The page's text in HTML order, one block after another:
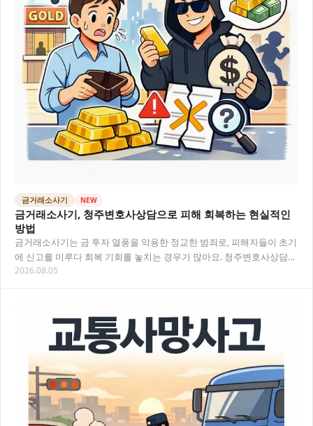
금거래소사기 NEW
금거래소사기, 청주변호사상담으로 피해 회복하는 현실적인
방법
금거래소사기는 금 투자 열풍을 악용한 정교한 범죄로, 피해자들이 초기
에 신고를 미루다 회복 기회를 놓치는 경우가 많아요. 청주변호사상담을
통해 피해 유형부터 법적 대응 전략까지 구…
2026.08.05